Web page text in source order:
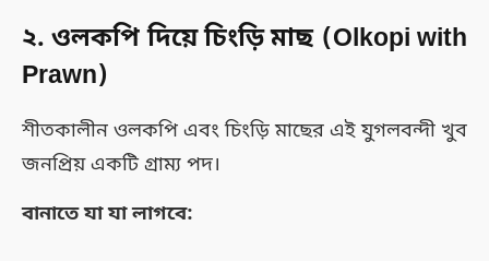
২. ওলকপি দিয়ে চিংড়ি মাছ (Olkopi with
Prawn)
শীতকালীন ওলকপি এবং চিংড়ি মাছের এই যুগলবন্দী খুব
জনপ্রিয় একটি গ্রাম্য পদ।
বানাতে যা যা লাগবে: